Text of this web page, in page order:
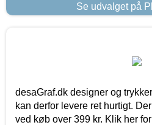
Se udvalget på
desaGraf.dk designer og
kan derfor levere ret hurtigt.
ved køb over 399 kr. Klik her